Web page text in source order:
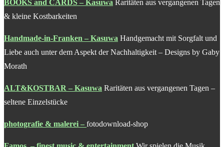
BOOKS and CARDS – Kasuwa Raritäten aus vergangenen Tagen
& kleine Kostbarkeiten
Handmade-in-Franken – Kasuwa Handgemacht mit Sorgfalt und
Liebe auch unter dem Aspekt der Nachhaltigkeit – Designs by Gaby
Morath
ALT&KOSTBAR – Kasuwa Raritäten aus vergangenen Tagen –
seltene Einzelstücke
photografie & malerei – fotodownload-shop